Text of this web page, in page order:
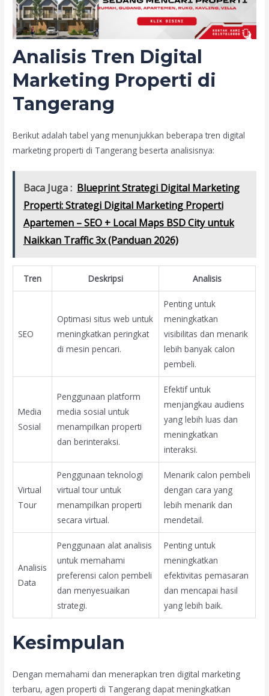
Analisis Tren Digital
Marketing Properti di
Tangerang
Berikut adalah tabel yang menunjukkan beberapa tren digital
marketing properti di Tangerang beserta analisisnya:
Baca Juga : Blueprint Strategi Digital Marketing
Properti: Strategi Digital Marketing Properti
Apartemen – SEO + Local Maps BSD City untuk
Naikkan Traffic 3x (Panduan 2026)
Tren Deskripsi Analisis
SEO
Optimasi situs web untuk
meningkatkan peringkat
di mesin pencari.
Penting untuk
meningkatkan
visibilitas dan menarik
lebih banyak calon
pembeli.
Media
Sosial
Penggunaan platform
media sosial untuk
menampilkan properti
dan berinteraksi.
Efektif untuk
menjangkau audiens
yang lebih luas dan
meningkatkan
interaksi.
Virtual
Tour
Penggunaan teknologi
virtual tour untuk
menampilkan properti
secara virtual.
Menarik calon pembeli
dengan cara yang
lebih menarik dan
mendetail.
Analisis
Data
Penggunaan alat analisis
untuk memahami
preferensi calon pembeli
dan menyesuaikan
strategi.
Penting untuk
meningkatkan
efektivitas pemasaran
dan mencapai hasil
yang lebih baik.
Kesimpulan
Dengan memahami dan menerapkan tren digital marketing
terbaru, agen properti di Tangerang dapat meningkatkan